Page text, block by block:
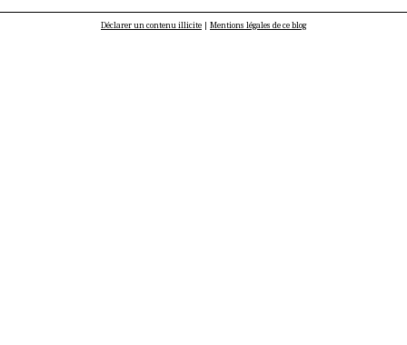
Déclarer un contenu illicite | Mentions légales de ce blog